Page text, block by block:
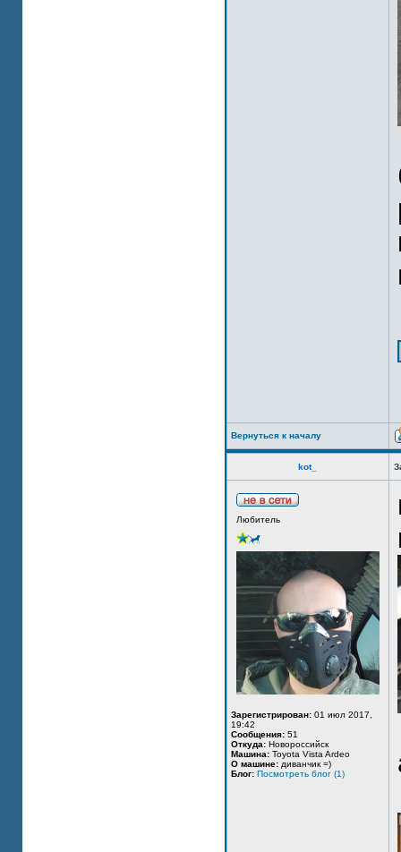
Вернуться к началу
kot_
Любитель
Зарегистрирован: 01 июл 2017,
19:42
Сообщения: 51
Откуда: Новороссийск
Машина: Toyota Vista Ardeo
О машине: диванчик =)
Блог: Посмотреть блог (1)